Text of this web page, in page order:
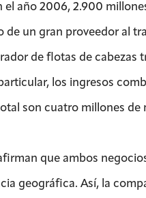
año 2006, 2.900
de un gran proveedor al
de flotas de cabezas
los ingresos
son cuatro millones de
que ambos
geográfica. Así, la